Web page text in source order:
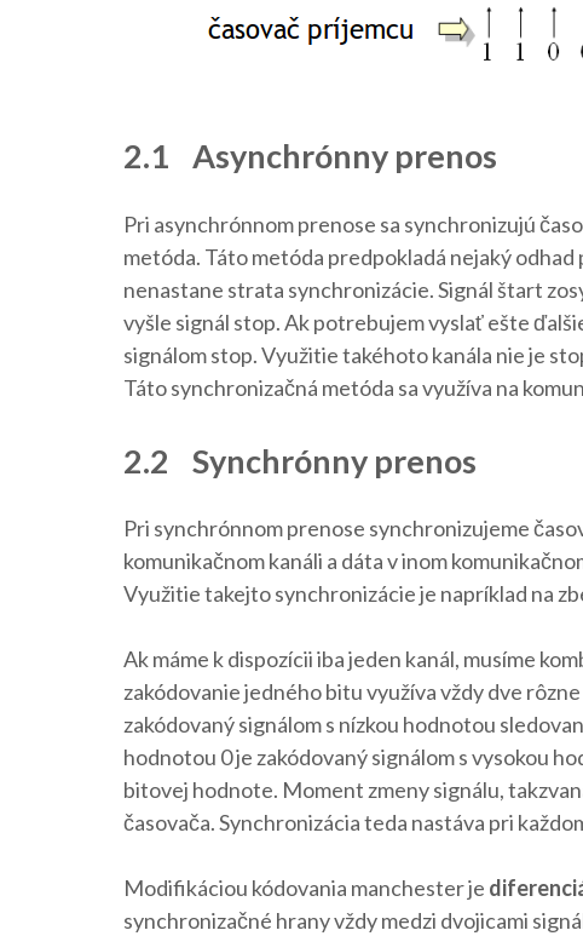
2.1 Asynchrónny prenos
Pri asynchrónnom prenose sa synchronizujú
metóda. Táto metóda predpokladá nejaký
nenastane strata synchronizácie. Signál štart
vyšle signál stop. Ak potrebujem vyslať ešte
signálom stop. Využitie takéhoto kanála nie je
Táto synchronizačná metóda sa využíva na
2.2 Synchrónny prenos
Pri synchrónnom prenose synchronizujeme
komunikačnom kanáli a dáta v inom
Využitie takejto synchronizácie je napríklad na
Ak máme k dispozícii iba jeden kanál, musíme
zakódovanie jedného bitu využíva vždy dve
zakódovaný signálom s nízkou hodnotou
hodnotou 0 je zakódovaný signálom s vysokou
bitovej hodnote. Moment zmeny signálu,
časovača. Synchronizácia teda nastáva pri
Modifikáciou kódovania manchester je
synchronizačné hrany vždy medzi dvojicami